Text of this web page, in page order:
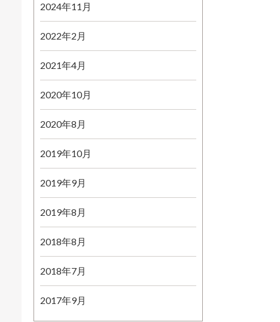
2024年11月
2022年2月
2021年4月
2020年10月
2020年8月
2019年10月
2019年9月
2019年8月
2018年8月
2018年7月
2017年9月